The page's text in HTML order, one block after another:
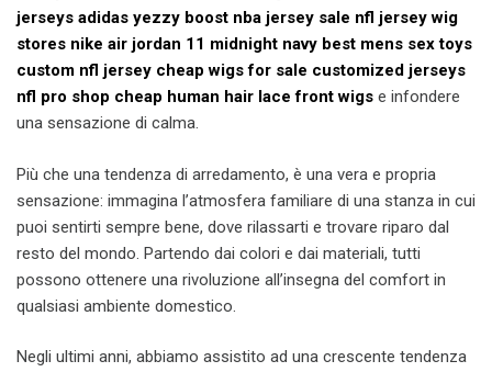
jerseys adidas yezzy boost nba jersey sale nfl jersey wig
stores nike air jordan 11 midnight navy best mens sex toys
custom nfl jersey cheap wigs for sale customized jerseys
nfl pro shop cheap human hair lace front wigs e infondere
una sensazione di calma.
Più che una tendenza di arredamento, è una vera e propria
sensazione: immagina l’atmosfera familiare di una stanza in cui
puoi sentirti sempre bene, dove rilassarti e trovare riparo dal
resto del mondo. Partendo dai colori e dai materiali, tutti
possono ottenere una rivoluzione all’insegna del comfort in
qualsiasi ambiente domestico.
Negli ultimi anni, abbiamo assistito ad una crescente tendenza